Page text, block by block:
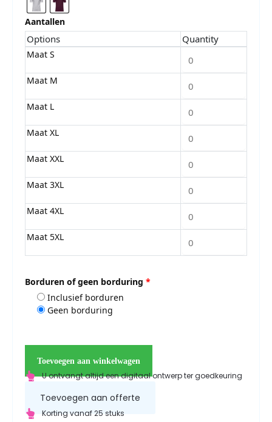
Aantallen
Options Quantity
Maat S
Maat M
Maat L
Maat XL
Maat XXL
Maat 3XL
Maat 4XL
Maat 5XL
Borduren of geen borduring *
Inclusief borduren
Geen borduring
Toevoegen aan winkelwagen
U ontvangt altijd een digitaal ontwerp ter goedkeuring
Toevoegen aan offerte
Korting vanaf 25 stuks